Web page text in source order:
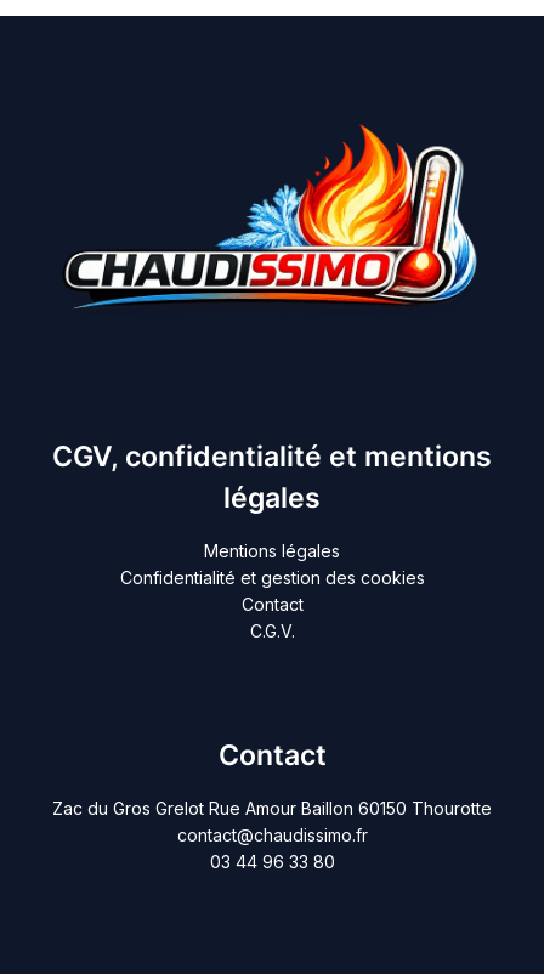
CGV, confidentialité et mentions
légales
Mentions légales
Confidentialité et gestion des cookies
Contact
C.G.V.
Contact
Zac du Gros Grelot Rue Amour Baillon 60150 Thourotte
contact@chaudissimo.fr
03 44 96 33 80